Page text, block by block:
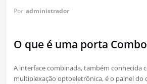
Por administrador
O que é uma porta
A interface combinada, também conhecida
multiplexação optoeletrônica, é o painel do